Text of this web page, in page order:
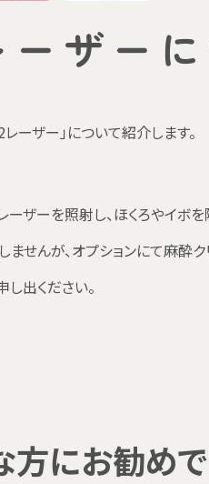
ザー
ーザー」について紹介します。
ザーを照射し、ほくろやイボ
せんが、オプションにて麻酔
出ください。
方にお勧め